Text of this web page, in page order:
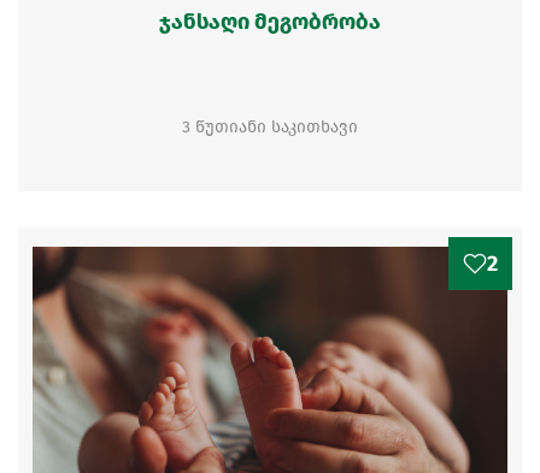
ჯანსაღი მეგობრობა
3 წუთიანი საკითხავი
2